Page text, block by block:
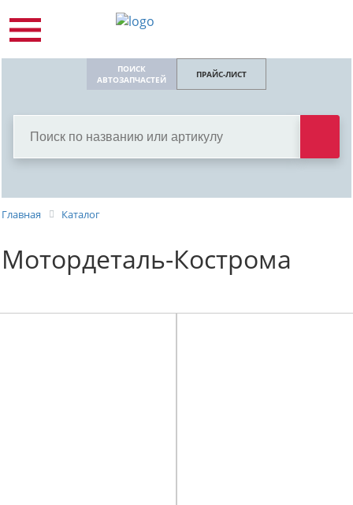
ПОИСК
АВТОЗАПЧАСТЕЙ
ПРАЙС-ЛИСТ
Главная Каталог
Мотордеталь-Кострома